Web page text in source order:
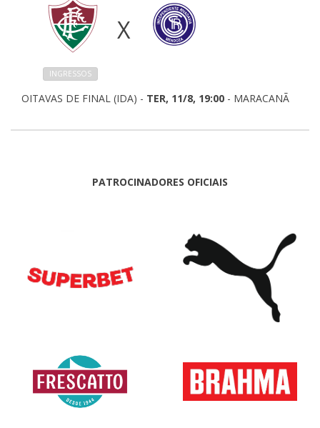
X
INGRESSOS
OITAVAS DE FINAL (IDA) - TER, 11/8, 19:00 - MARACANÃ
PATROCINADORES OFICIAIS